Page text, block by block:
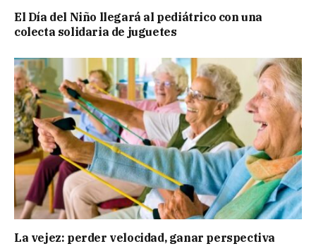
El Día del Niño llegará al pediátrico con una
colecta solidaria de juguetes
La vejez: perder velocidad, ganar perspectiva